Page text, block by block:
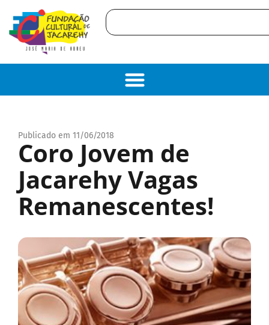
Publicado em 11/06/2018
Coro Jovem de
Jacarehy Vagas
Remanescentes!